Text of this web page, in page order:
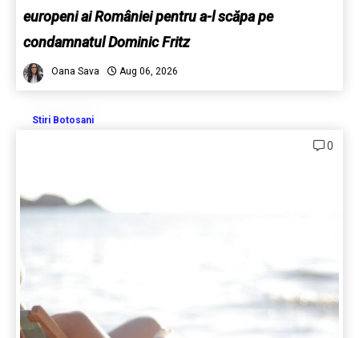
europeni ai României pentru a-l scăpa pe
condamnatul Dominic Fritz
Oana Sava Aug 06, 2026
Stiri Botosani
0